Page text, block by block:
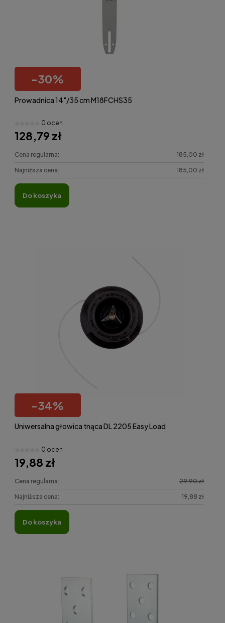
-30%
Prowadnica 14"/35 cm M18FCHS35
0 ocen
128,79 zł
Cena regularna: 185,00 zł
Najniższa cena: 185,00 zł
do koszyka
-34%
Uniwersalna głowica tnąca DL 2205 Easy Load
0 ocen
19,88 zł
Cena regularna: 29,90 zł
Najniższa cena: 19,88 zł
do koszyka